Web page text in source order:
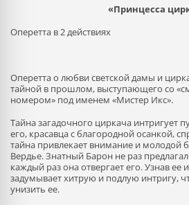
«Принцесса
Оперетта в 2 действиях
Оперетта о любви светской дамы и
тайной в прошлом, выступающего со
номером» под именем «Мистер Икс».
Тайна загадочного циркача интригует
его, красавца с благородной осанкой,
тайна привлекает внимание и молодой
Вердье. Знатный Барон не раз
каждый раз она отвергает его. Узнав ее
задумывает хитрую и подлую интригу,
унизить ее.